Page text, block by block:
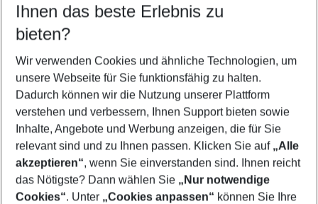
Find the perfect deal which suits your best
Your departure airport
Any airport
Select your date range
08/08/26–06/08/27 5-8 nights
Who will travel
2 adults No children
Show more filter
Ihnen das beste Erlebnis zu
bieten?
Wir verwenden Cookies und ähnliche Technologien, um
unsere Webseite für Sie funktionsfähig zu halten.
Dadurch können wir die Nutzung unserer Plattform
verstehen und verbessern, Ihnen Support bieten sowie
Inhalte, Angebote und Werbung anzeigen, die für Sie
relevant sind und zu Ihnen passen. Klicken Sie auf „Alle
akzeptieren“, wenn Sie einverstanden sind. Ihnen reicht
das Nötigste? Dann wählen Sie „Nur notwendige
Cookies“. Unter „Cookies anpassen“ können Sie Ihre